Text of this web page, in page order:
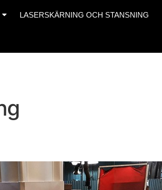
LASERSKÄRNING OCH STANSNING